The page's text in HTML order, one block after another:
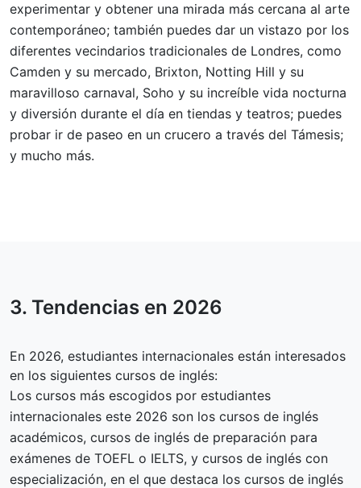
experimentar y obtener una mirada más cercana al arte
contemporáneo; también puedes dar un vistazo por los
diferentes vecindarios tradicionales de Londres, como
Camden y su mercado, Brixton, Notting Hill y su
maravilloso carnaval, Soho y su increíble vida nocturna
y diversión durante el día en tiendas y teatros; puedes
probar ir de paseo en un crucero a través del Támesis;
y mucho más.
3. Tendencias en 2026
En 2026, estudiantes internacionales están interesados
en los siguientes cursos de inglés:
Los cursos más escogidos por estudiantes
internacionales este 2026 son los cursos de inglés
académicos, cursos de inglés de preparación para
exámenes de TOEFL o IELTS, y cursos de inglés con
especialización, en el que destaca los cursos de inglés